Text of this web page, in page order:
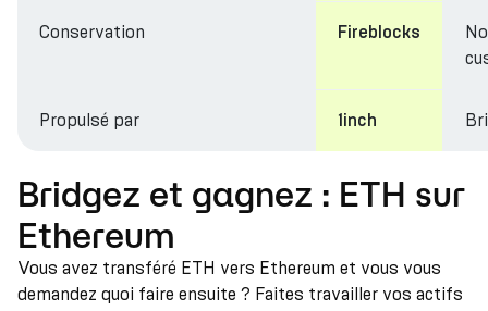
Conservation Fireblocks
Propulsé par 1inch
Bridgez et gagnez : ETH sur
Ethereum
Vous avez transféré ETH vers Ethereum et vous vous
demandez quoi faire ensuite ? Faites travailler vos actifs